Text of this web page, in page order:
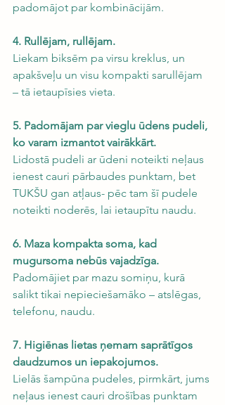
padomājot par kombinācijām.
4. Rullējam, rullējam.
Liekam biksēm pa virsu kreklus, un
apakšveļu un visu kompakti sarullējam
– tā ietaupīsies vieta.
5. Padomājam par vieglu ūdens pudeli,
ko varam izmantot vairākkārt.
Lidostā pudeli ar ūdeni noteikti neļaus
ienest cauri pārbaudes punktam, bet
TUKŠU gan atļaus- pēc tam šī pudele
noteikti noderēs, lai ietaupītu naudu.
6. Maza kompakta soma, kad
mugursoma nebūs vajadzīga.
Padomājiet par mazu somiņu, kurā
salikt tikai nepieciešamāko – atslēgas,
telefonu, naudu.
7. Higiēnas lietas ņemam saprātīgos
daudzumos un iepakojumos.
Lielās šampūna pudeles, pirmkārt, jums
neļaus ienest cauri drošības punktam